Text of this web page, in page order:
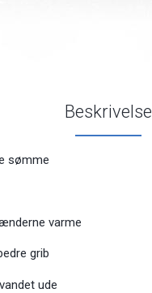
Beskrivelse
sømme
varme
grib
ude